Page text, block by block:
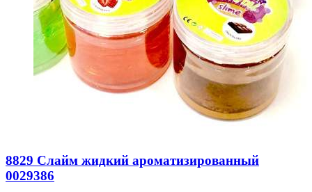
8829 Слайм жидкий ароматизированный
0029386